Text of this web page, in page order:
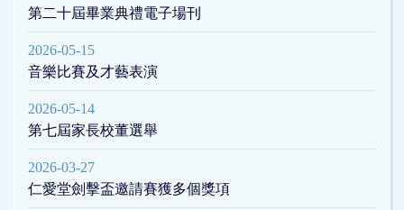
第二十屆畢業典禮電子場刊
2026-05-15
音樂比賽及才藝表演
2026-05-14
第七屆家長校董選舉
2026-03-27
仁愛堂劍擊盃邀請賽獲多個獎項